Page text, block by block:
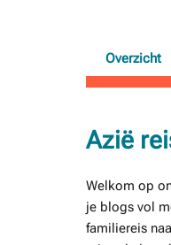
Overzicht
Azië
Welkom op
je blogs vol
familiereis